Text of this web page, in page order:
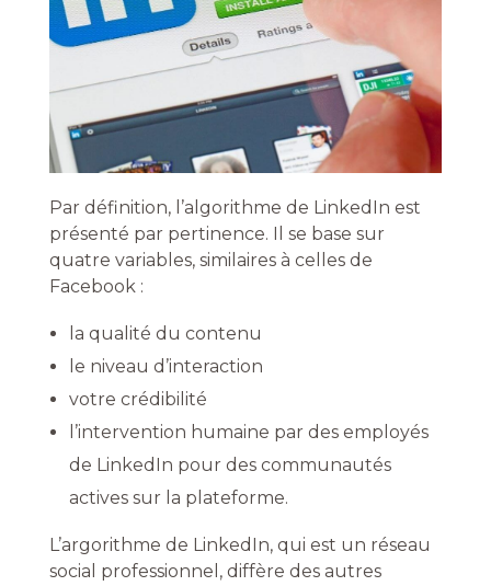
Par définition, l’algorithme de LinkedIn est
présenté par pertinence. Il se base sur
quatre variables, similaires à celles de
Facebook :
la qualité du contenu
le niveau d’interaction
votre crédibilité
l’intervention humaine par des employés
de LinkedIn pour des communautés
actives sur la plateforme.
L’argorithme de LinkedIn, qui est un réseau
social professionnel, diffère des autres